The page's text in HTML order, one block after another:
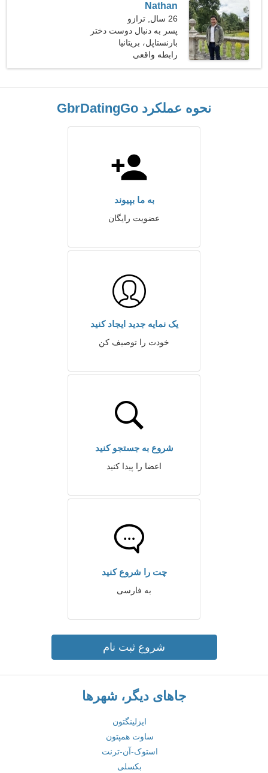
Nathan
26 سال, ترازو
پسر به دنبال دوست دختر
است
بارنستاپل، بریتانیا
رابطه واقعی
نحوه عملکرد GbrDatingGo
به ما بپیوند
عضویت رایگان
یک نمایه جدید ایجاد کنید
خودت را توصیف کن
شروع به جستجو کنید
اعضا را پیدا کنید
چت را شروع کنید
به فارسی
شروع ثبت نام
جاهای دیگر، شهرها
ایزلینگتون
ساوت همپتون
استوک-آن-ترنت
بکسلی